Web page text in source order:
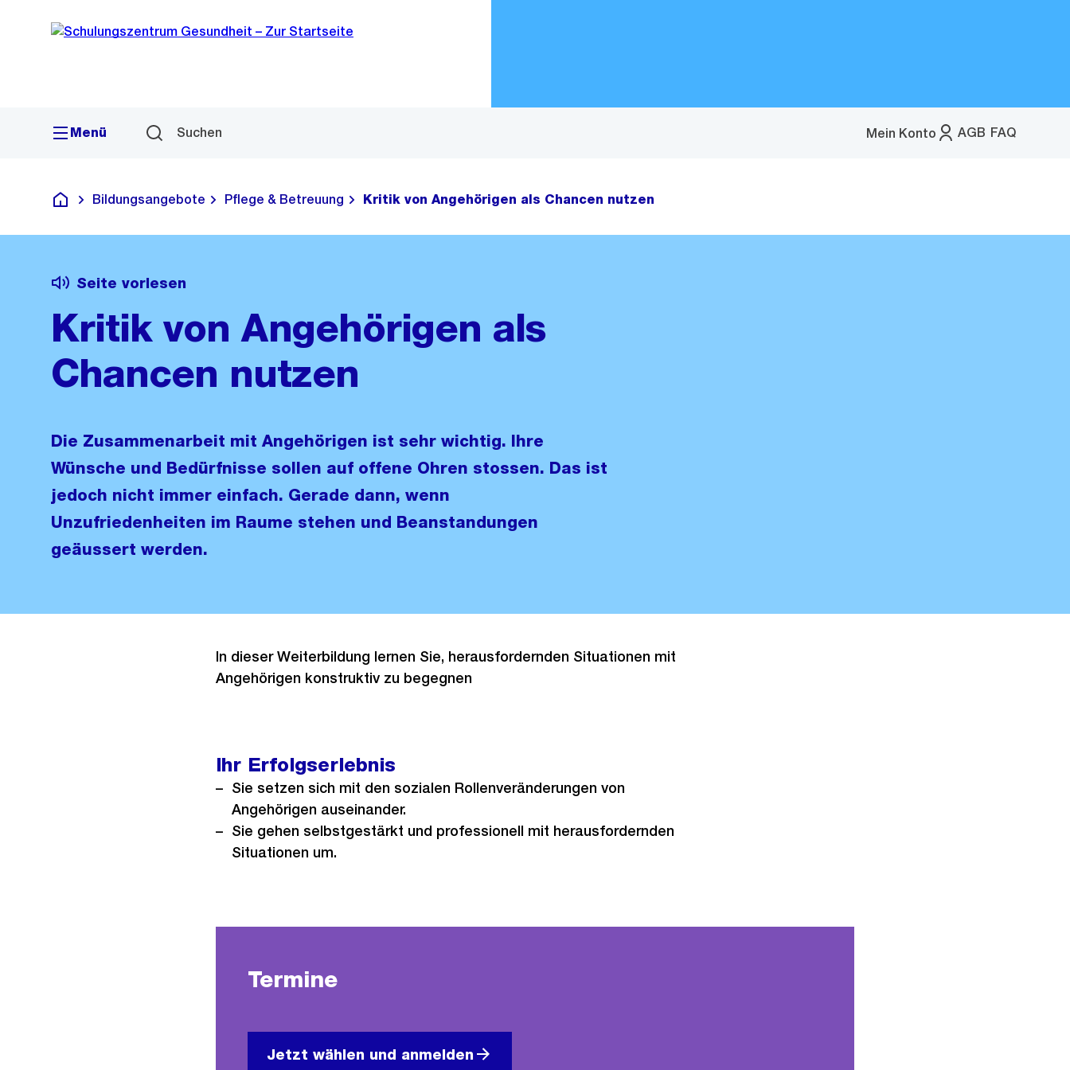
Navigation
Sprunglink
Menü Suchen AGB FAQ
Mein Konto
Menü
Schulungszentrum Gesundheit
Bildungsangebote Pflege & Betreuung Kritik von Angehörigen als Chancen nutzen
Seite vorlesen
Kritik von Angehörigen als
Chancen nutzen
Die Zusammenarbeit mit Angehörigen ist sehr wichtig. Ihre
Wünsche und Bedürfnisse sollen auf offene Ohren stossen. Das ist
jedoch nicht immer einfach. Gerade dann, wenn
Unzufriedenheiten im Raume stehen und Beanstandungen
geäussert werden.
In dieser Weiterbildung lernen Sie, herausfordernden Situationen mit
Angehörigen konstruktiv zu begegnen
Ihr Erfolgserlebnis
Sie setzen sich mit den sozialen Rollenveränderungen von
Angehörigen auseinander.
Sie gehen selbstgestärkt und professionell mit herausfordernden
Situationen um.
Termine
Jetzt wählen und anmelden